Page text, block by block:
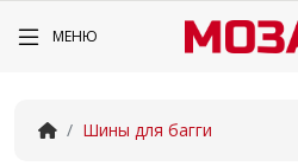
МЕНЮ
Шины для багги